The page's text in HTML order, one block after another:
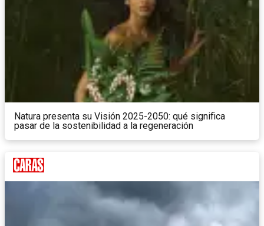
Natura presenta su Visión 2025-2050: qué significa
pasar de la sostenibilidad a la regeneración